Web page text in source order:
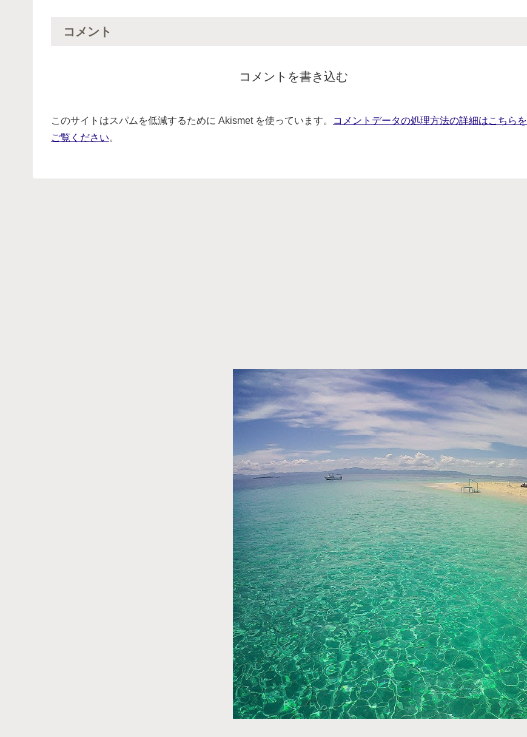
コメント
コメントを書き込む
このサイトはスパムを低減するために Akismet を使っています。
コメントデータの処理方法の詳細はこちらを
ご覧ください。